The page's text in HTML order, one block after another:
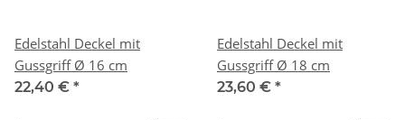
Edelstahl Deckel mit
Gussgriff Ø 16 cm
22,40 € *
Edelstahl Deckel mit
Gussgriff Ø 18 cm
23,60 € *